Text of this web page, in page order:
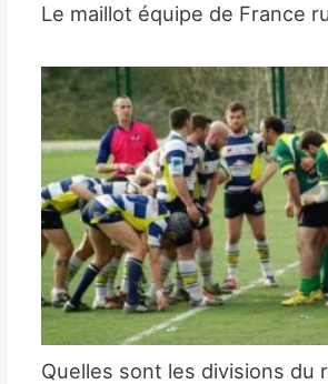
Le maillot équipe de France
Quelles sont les divisions du